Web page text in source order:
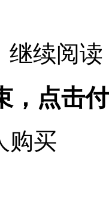
继续阅读
，点击
购买